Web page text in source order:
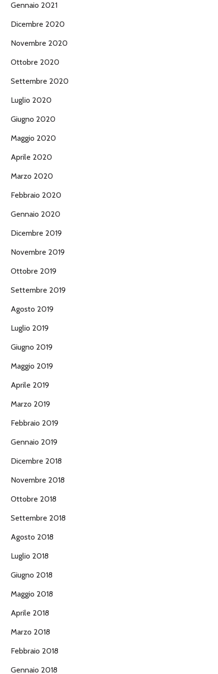
Gennaio 2021
Dicembre 2020
Novembre 2020
Ottobre 2020
Settembre 2020
Luglio 2020
Giugno 2020
Maggio 2020
Aprile 2020
Marzo 2020
Febbraio 2020
Gennaio 2020
Dicembre 2019
Novembre 2019
Ottobre 2019
Settembre 2019
Agosto 2019
Luglio 2019
Giugno 2019
Maggio 2019
Aprile 2019
Marzo 2019
Febbraio 2019
Gennaio 2019
Dicembre 2018
Novembre 2018
Ottobre 2018
Settembre 2018
Agosto 2018
Luglio 2018
Giugno 2018
Maggio 2018
Aprile 2018
Marzo 2018
Febbraio 2018
Gennaio 2018